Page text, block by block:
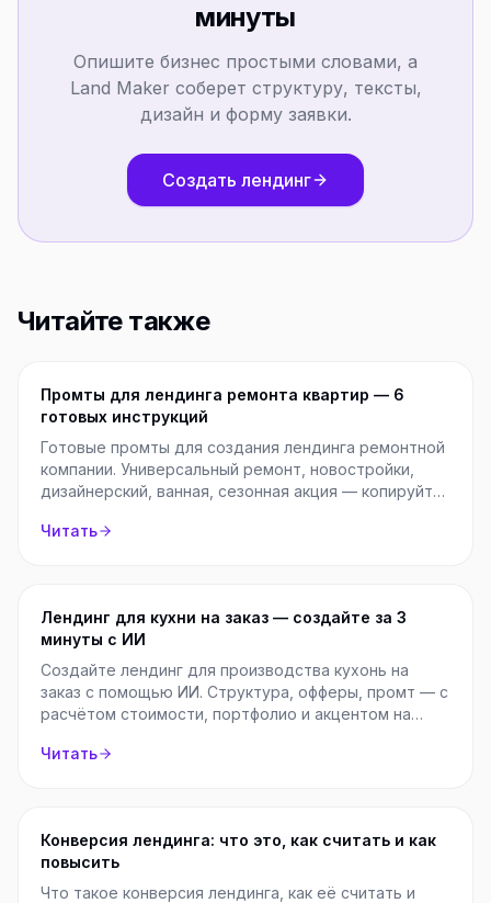
минуты
Опишите бизнес простыми словами, а
Land Maker соберет структуру, тексты,
дизайн и форму заявки.
Создать лендинг
Читайте также
Промты для лендинга ремонта квартир — 6
готовых инструкций
Готовые промты для создания лендинга ремонтной
компании. Универсальный ремонт, новостройки,
дизайнерский, ванная, сезонная акция — копируйте
Читать
Лендинг для кухни на заказ — создайте за 3
минуты с ИИ
Создайте лендинг для производства кухонь на
заказ с помощью ИИ. Структура, офферы, промт — с
расчётом стоимости, портфолио и акцентом на
Читать
Конверсия лендинга: что это, как считать и как
повысить
Что такое конверсия лендинга, как её считать и